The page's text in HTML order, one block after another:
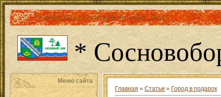
Главная|Каталог статей|Регистрация |Вход
*
Меню сайта
Главная » Статьи » Город в подарок